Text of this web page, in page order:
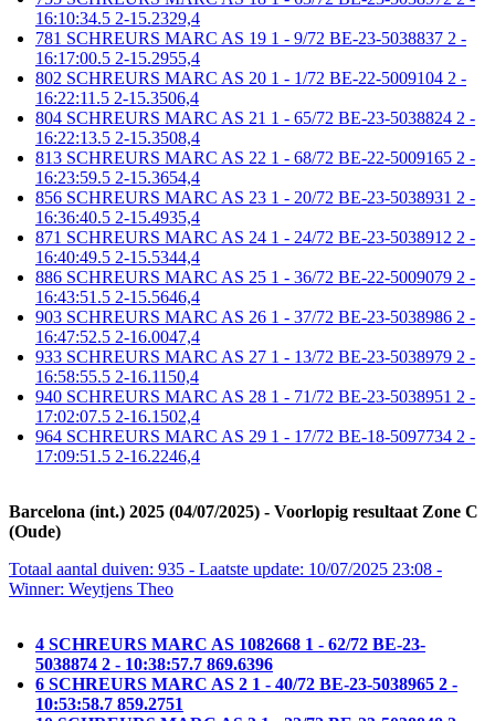
16:10:34.5 2-15.2329,4
781 SCHREURS MARC AS 19 1 - 9/72 BE-23-5038837 2 -
16:17:00.5 2-15.2955,4
802 SCHREURS MARC AS 20 1 - 1/72 BE-22-5009104 2 -
16:22:11.5 2-15.3506,4
804 SCHREURS MARC AS 21 1 - 65/72 BE-23-5038824 2 -
16:22:13.5 2-15.3508,4
813 SCHREURS MARC AS 22 1 - 68/72 BE-22-5009165 2 -
16:23:59.5 2-15.3654,4
856 SCHREURS MARC AS 23 1 - 20/72 BE-23-5038931 2 -
16:36:40.5 2-15.4935,4
871 SCHREURS MARC AS 24 1 - 24/72 BE-23-5038912 2 -
16:40:49.5 2-15.5344,4
886 SCHREURS MARC AS 25 1 - 36/72 BE-22-5009079 2 -
16:43:51.5 2-15.5646,4
903 SCHREURS MARC AS 26 1 - 37/72 BE-23-5038986 2 -
16:47:52.5 2-16.0047,4
933 SCHREURS MARC AS 27 1 - 13/72 BE-23-5038979 2 -
16:58:55.5 2-16.1150,4
940 SCHREURS MARC AS 28 1 - 71/72 BE-23-5038951 2 -
17:02:07.5 2-16.1502,4
964 SCHREURS MARC AS 29 1 - 17/72 BE-18-5097734 2 -
17:09:51.5 2-16.2246,4
Barcelona (int.) 2025 (04/07/2025) - Voorlopig resultaat Zone C
(Oude)
Totaal aantal duiven: 935 - Laatste update: 10/07/2025 23:08 -
Winner: Weytjens Theo
4 SCHREURS MARC AS 1082668 1 - 62/72 BE-23-
5038874 2 - 10:38:57.7 869.6396
6 SCHREURS MARC AS 2 1 - 40/72 BE-23-5038965 2 -
10:53:58.7 859.2751